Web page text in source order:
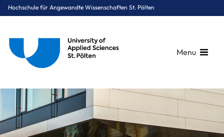
Hochschule für Angewandte Wissenschaften St. Pölten
Menu
You are here: